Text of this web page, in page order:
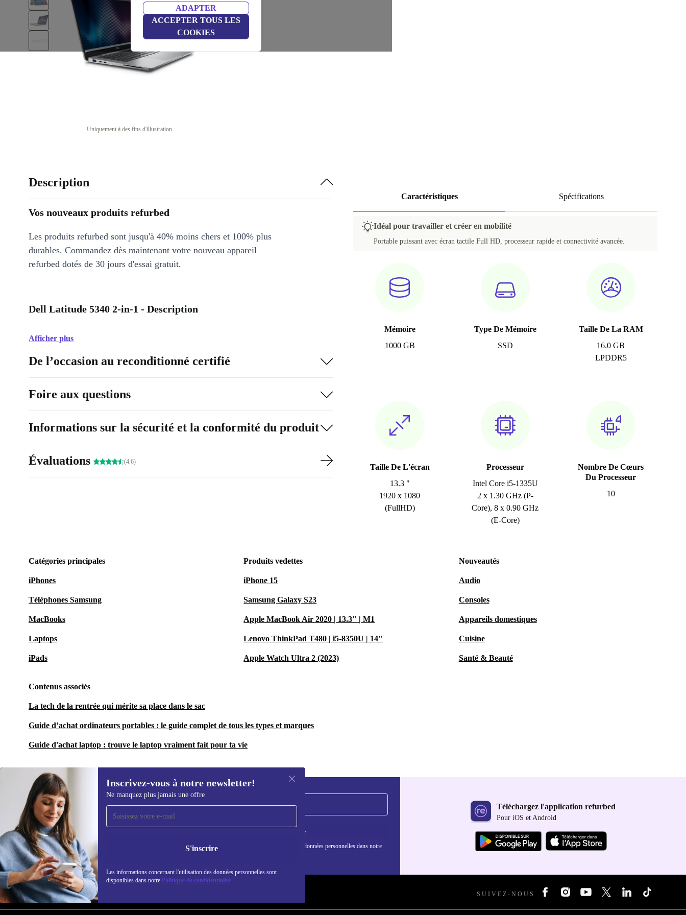
ADAPTER
ACCEPTER TOUS LES
COOKIES
Uniquement à des fins d'illustration
Caractéristiques Spécifications
Idéal pour travailler et créer en mobilité
Portable puissant avec écran tactile Full HD, processeur rapide et connectivité avancée.
Mémoire
1000 GB
Type De Mémoire
SSD
Taille De La RAM
16.0 GB
LPDDR5
Taille De L'écran
13.3 "
1920 x 1080
(FullHD)
Processeur
Intel Core i5-1335U
2 x 1.30 GHz (P-
Core), 8 x 0.90 GHz
(E-Core)
Nombre De Cœurs
Du Processeur
10
Description
Vos nouveaux produits refurbed
Les produits refurbed sont jusqu'à 40% moins chers et 100% plus
durables. Commandez dès maintenant votre nouveau appareil
refurbed dotés de 30 jours d'essai gratuit.
Dell Latitude 5340 2-in-1 - Description
Afficher plus
De l’occasion au reconditionné certifié
Foire aux questions
Informations sur la sécurité et la conformité du produit
Évaluations (4.6)
Catégories principales
iPhones
Téléphones Samsung
MacBooks
Laptops
iPads
Produits vedettes
iPhone 15
Samsung Galaxy S23
Apple MacBook Air 2020 | 13.3" | M1
Lenovo ThinkPad T480 | i5-8350U | 14"
Apple Watch Ultra 2 (2023)
Nouveautés
Audio
Consoles
Appareils domestiques
Cuisine
Santé & Beauté
Contenus associés
La tech de la rentrée qui mérite sa place dans le sac
Guide d’achat ordinateurs portables : le guide complet de tous les types et marques
Guide d'achat laptop : trouve le laptop vraiment fait pour ta vie
Inscrivez-vous à notre newsletter!
Ne manquez plus jamais une offre
S'inscrire
Les informations concernant l'utilisation des données personnelles sont
disponibles dans notre Politique de confidentialité
Recevoir offres et infos de
refurbed par mail
Ne manquez plus aucune offre.
S'inscrire
Retrouvez les informations sur l'utilisation des données personnelles dans notre
Téléchargez l'application refurbed
Pour iOS et Android
REFURBED FRANCE - RETHINK NEW. SUIVEZ-NOUS